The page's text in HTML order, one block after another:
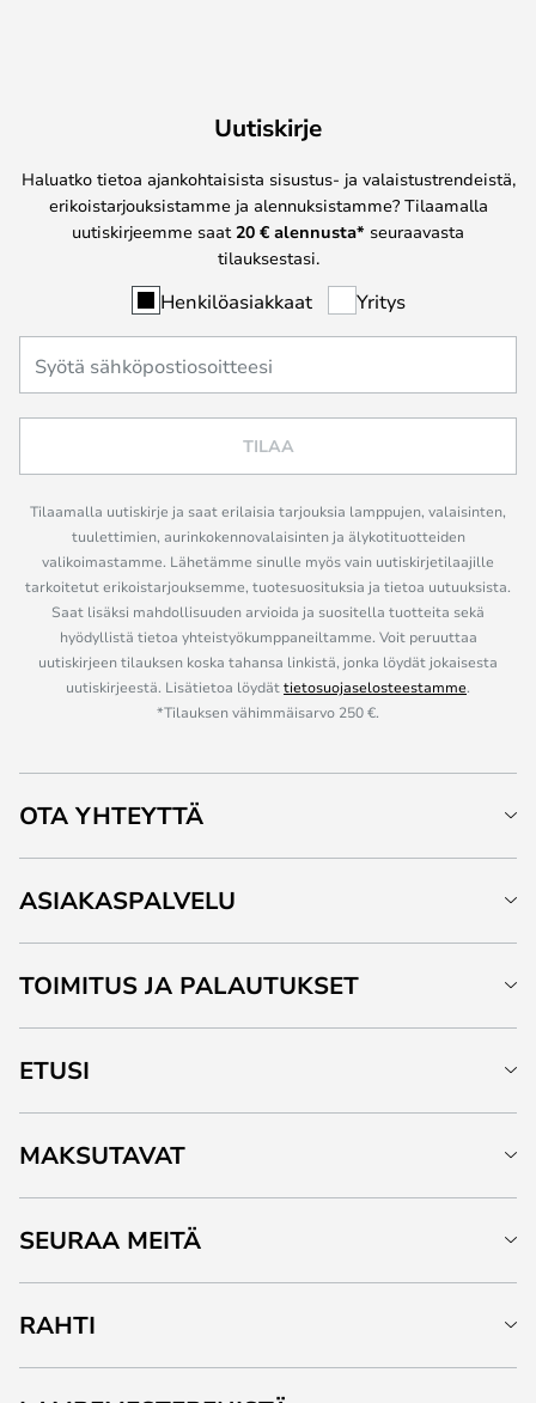
Uutiskirje
Haluatko tietoa ajankohtaisista sisustus- ja valaistustrendeistä,
erikoistarjouksistamme ja alennuksistamme? Tilaamalla
uutiskirjeemme saat 20 € alennusta* seuraavasta
tilauksestasi.
Henkilöasiakkaat Yritys
TILAA
Tilaamalla uutiskirje ja saat erilaisia tarjouksia lamppujen, valaisinten,
tuulettimien, aurinkokennovalaisinten ja älykotituotteiden
valikoimastamme. Lähetämme sinulle myös vain uutiskirjetilaajille
tarkoitetut erikoistarjouksemme, tuotesuosituksia ja tietoa uutuuksista.
Saat lisäksi mahdollisuuden arvioida ja suositella tuotteita sekä
hyödyllistä tietoa yhteistyökumppaneiltamme. Voit peruuttaa
uutiskirjeen tilauksen koska tahansa linkistä, jonka löydät jokaisesta
uutiskirjeestä. Lisätietoa löydättietosuojaselosteestamme.
*Tilauksen vähimmäisarvo 250 €.
OTA YHTEYTTÄ
ASIAKASPALVELU
TOIMITUS JA PALAUTUKSET
ETUSI
MAKSUTAVAT
SEURAA MEITÄ
RAHTI